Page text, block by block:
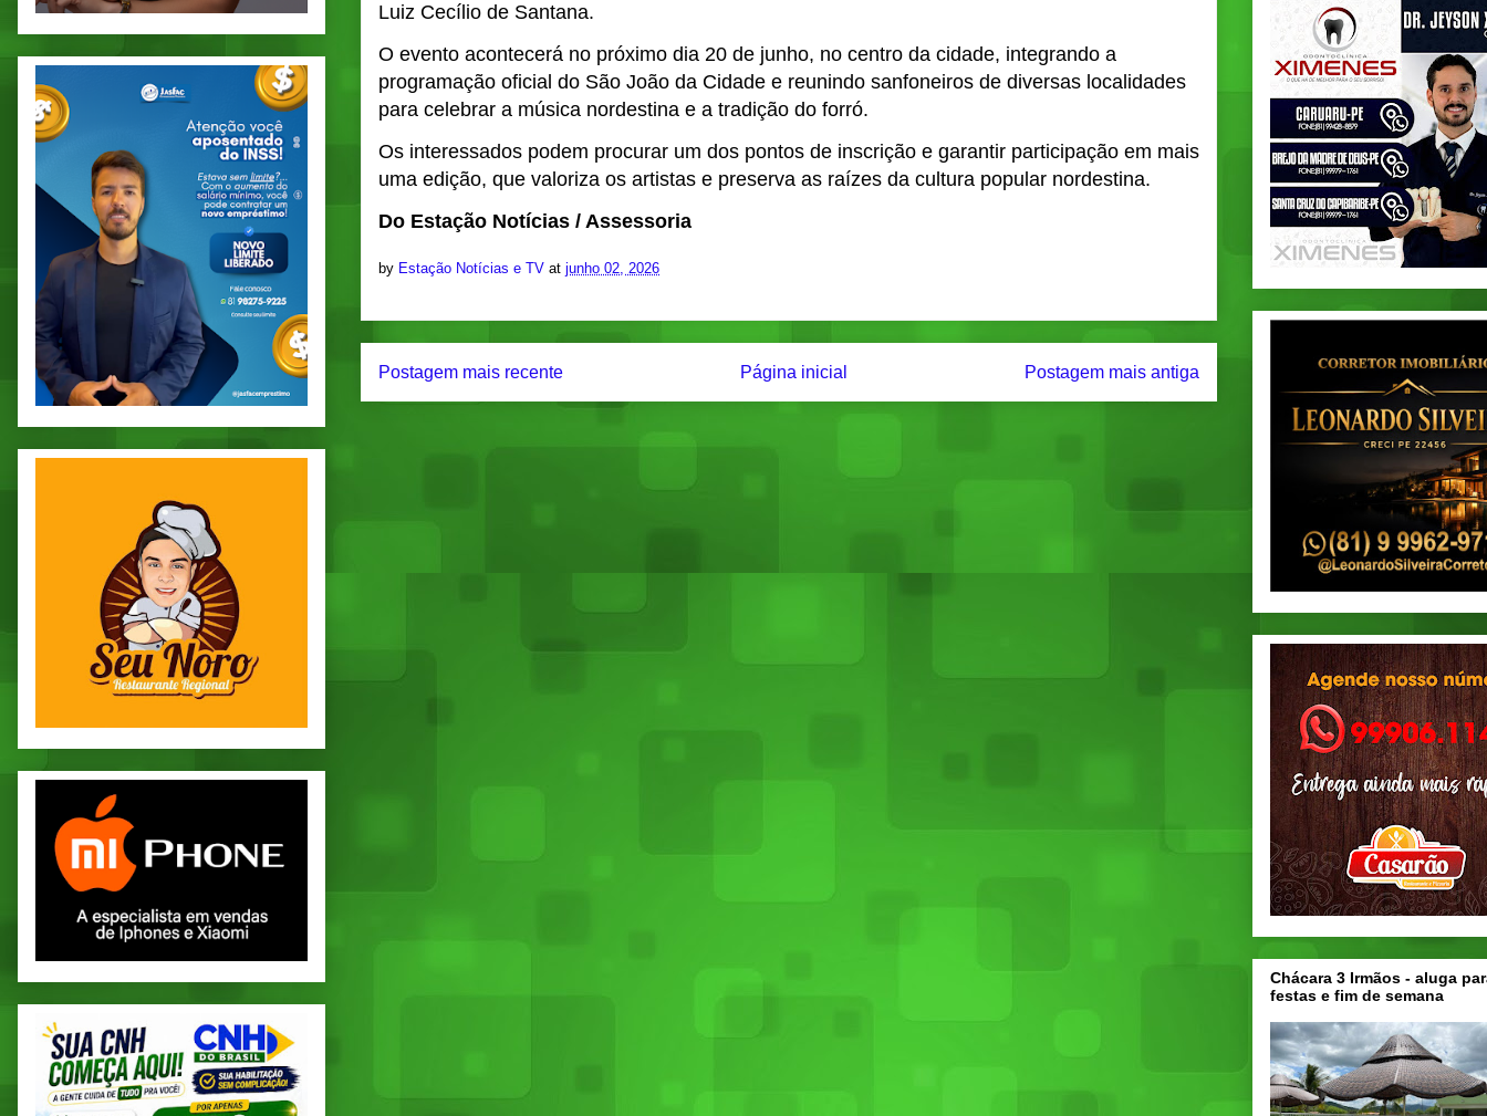
Luiz Cecílio de Santana.
O evento acontecerá no próximo dia 20 de junho, no centro da cidade, integrando a
programação oficial do São João da Cidade e reunindo sanfoneiros de diversas localidades
para celebrar a música nordestina e a tradição do forró.
Os interessados podem procurar um dos pontos de inscrição e garantir participação em mais
uma edição, que valoriza os artistas e preserva as raízes da cultura popular nordestina.
Do Estação Notícias / Assessoria
by Estação Notícias e TV at junho 02, 2026
Postagem mais recente Postagem mais antiga
Página inicial
Chácara 3 Irmãos - aluga
festas e fim de semana